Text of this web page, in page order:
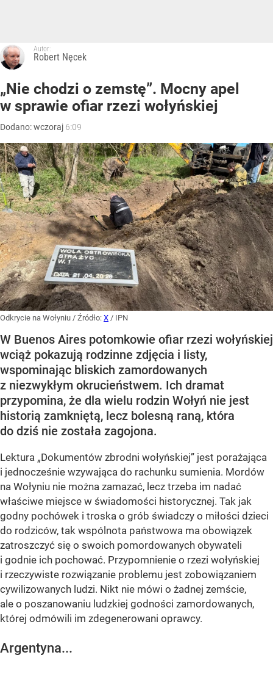
Autor:
Robert Nęcek
„Nie chodzi o zemstę”. Mocny apel
w sprawie ofiar rzezi wołyńskiej
Dodano:wczoraj 6:09
Odkrycie na Wołyniu / Źródło: X / IPN
W Buenos Aires potomkowie ofiar rzezi wołyńskiej
wciąż pokazują rodzinne zdjęcia i listy,
wspominając bliskich zamordowanych
z niezwykłym okrucieństwem. Ich dramat
przypomina, że dla wielu rodzin Wołyń nie jest
historią zamkniętą, lecz bolesną raną, która
do dziś nie została zagojona.
Lektura „Dokumentów zbrodni wołyńskiej” jest porażająca
i jednocześnie wzywająca do rachunku sumienia. Mordów
na Wołyniu nie można zamazać, lecz trzeba im nadać
właściwe miejsce w świadomości historycznej. Tak jak
godny pochówek i troska o grób świadczy o miłości dzieci
do rodziców, tak wspólnota państwowa ma obowiązek
zatroszczyć się o swoich pomordowanych obywateli
i godnie ich pochować. Przypomnienie o rzezi wołyńskiej
i rzeczywiste rozwiązanie problemu jest zobowiązaniem
cywilizowanych ludzi. Nikt nie mówi o żadnej zemście,
ale o poszanowaniu ludzkiej godności zamordowanych,
której odmówili im zdegenerowani oprawcy.
Argentyna...